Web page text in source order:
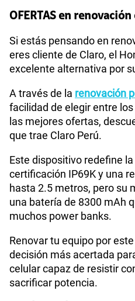
OFERTAS en
Si estás pensando en
eres cliente de Claro, el
excelente alternativa por
A través de la renovación
facilidad de elegir entre
las mejores ofertas,
que trae Claro Perú.
Este dispositivo redefine
certificación IP69K y una
hasta 2.5 metros, pero su
una batería de 8300 mAh
muchos power banks.
Renovar tu equipo por
decisión más acertada
celular capaz de resistir
sacrificar potencia.